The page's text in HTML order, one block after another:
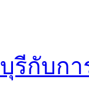
รีกับกา